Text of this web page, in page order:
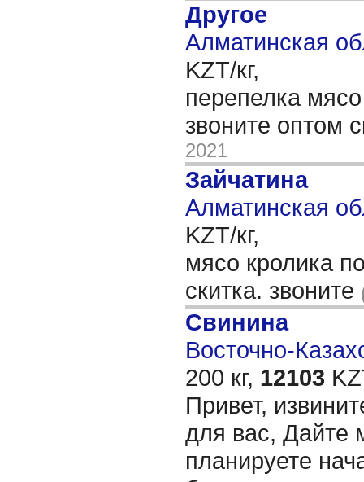
Другое
Алматинская
KZT/кг,
перепелка
звоните оптом
2021
Зайчатина
Алматинская
KZT/кг,
мясо кролика
скитка. звоните
Свинина
Восточно-
200 кг, 12103
Привет,
для вас, Дайте
планируете